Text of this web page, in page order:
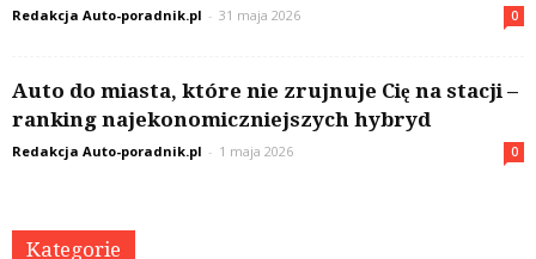
Redakcja Auto-poradnik.pl - 31 maja 2026 0
Auto do miasta, które nie zrujnuje Cię na stacji –
ranking najekonomiczniejszych hybryd
Redakcja Auto-poradnik.pl - 1 maja 2026 0
Kategorie